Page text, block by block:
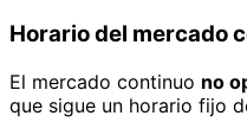
Horario del mercado
El mercado continuo no
que sigue un horario fijo